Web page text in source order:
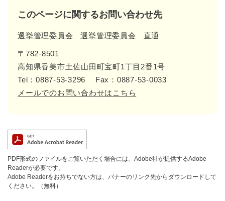
このページに関するお問い合わせ先
選挙管理委員会 選挙管理委員会 直通
〒782-8501
高知県香美市土佐山田町宝町1丁目2番1号
Tel：0887-53-3296
Fax：0887-53-0033
メールでのお問い合わせはこちら
PDF形式のファイルをご覧いただく場合には、Adobe社が提供するAdobe
Readerが必要です。
Adobe Readerをお持ちでない方は、バナーのリンク先からダウンロードして
ください。（無料）